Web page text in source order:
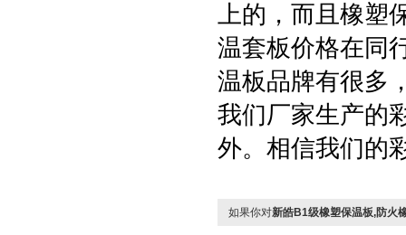
上的，而且橡塑
温套板价格在同
温板品牌有很多
我们厂家生产的
外。相信我们的
如果你对新皓B1级橡塑保温板,防火